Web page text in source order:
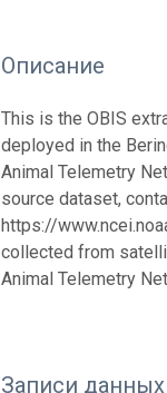
Описание
This is the OBIS
deployed in the
Animal Telemetry
source dataset,
https://
collected from
Animal Telemetry
Записи данных